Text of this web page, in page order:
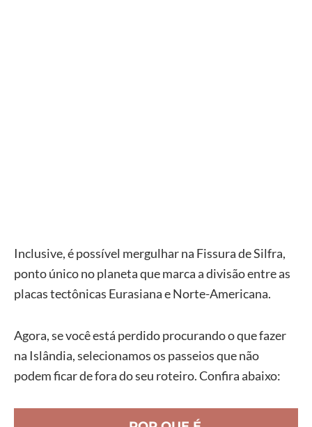
Inclusive, é possível mergulhar na Fissura de Silfra,
ponto único no planeta que marca a divisão entre as
placas tectônicas Eurasiana e Norte-Americana.
Agora, se você está perdido procurando o que fazer
na Islândia, selecionamos os passeios que não
podem ficar de fora do seu roteiro. Confira abaixo: